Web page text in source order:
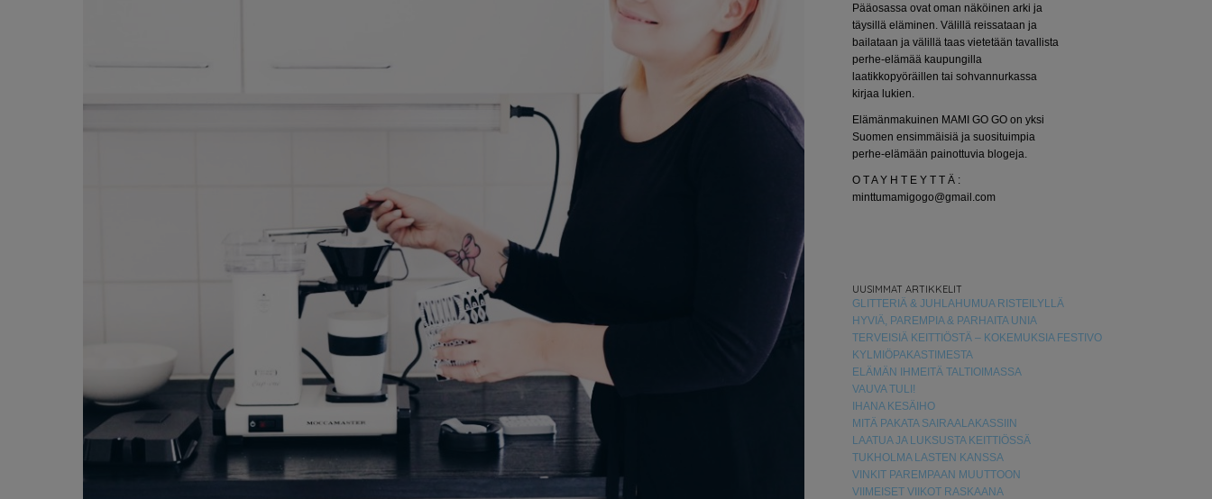
Pääosassa ovat oman näköinen arki ja
täysillä eläminen. Välillä reissataan ja
bailataan ja välillä taas vietetään tavallista
perhe-elämää kaupungilla
laatikkopyöräillen tai sohvannurkassa
kirjaa lukien.
Elämänmakuinen MAMI GO GO on yksi
Suomen ensimmäisiä ja suosituimpia
perhe-elämään painottuvia blogeja.
O T A Y H T E Y T T Ä :
minttumamigogo@gmail.com
UUSIMMAT ARTIKKELIT
GLITTERIÄ & JUHLAHUMUA RISTEILYLLÄ
HYVIÄ, PAREMPIA & PARHAITA UNIA
TERVEISIÄ KEITTIÖSTÄ – KOKEMUKSIA FESTIVO
KYLMIÖPAKASTIMESTA
ELÄMÄN IHMEITÄ TALTIOIMASSA
VAUVA TULI!
IHANA KESÄIHO
MITÄ PAKATA SAIRAALAKASSIIN
LAATUA JA LUKSUSTA KEITTIÖSSÄ
TUKHOLMA LASTEN KANSSA
VINKIT PAREMPAAN MUUTTOON
VIIMEISET VIIKOT RASKAANA